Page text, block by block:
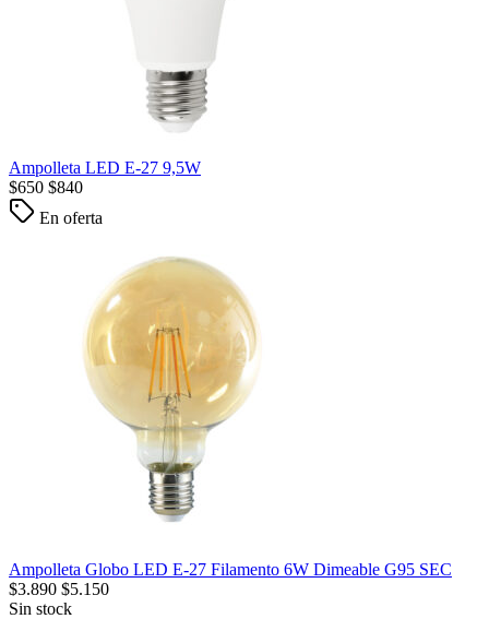
Ampolleta LED E-27 9,5W
$650 $840
En oferta
Ampolleta Globo LED E-27 Filamento 6W Dimeable G95 SEC
$3.890 $5.150
Sin stock